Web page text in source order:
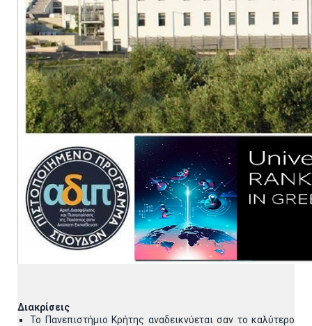
Διακρίσεις
Το Πανεπιστήμιο Κρήτης αναδεικνύεται σαν το καλύτερο